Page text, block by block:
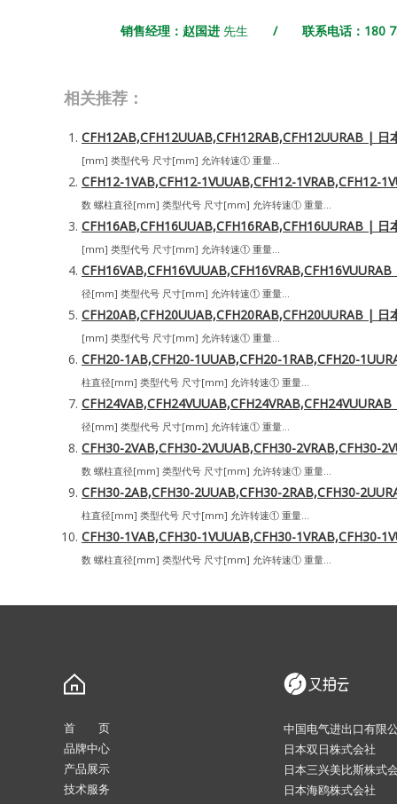
销售经理：赵国进先生 / 联系电话：180
相关推荐：
CFH12AB,CFH12UUAB,CFH12RAB,CFH12UURAB | 日
[mm] 类型代号 尺寸[mm] 允许转速① 重量...
CFH12-1VAB,CFH12-1VUUAB,CFH12-1VRAB,CFH12-
数 螺柱直径[mm] 类型代号 尺寸[mm] 允许转速① 重量...
CFH16AB,CFH16UUAB,CFH16RAB,CFH16UURAB | 日
[mm] 类型代号 尺寸[mm] 允许转速① 重量...
径[mm] 类型代号 尺寸[mm] 允许转速① 重量...
CFH20AB,CFH20UUAB,CFH20RAB,CFH20UURAB | 日
[mm] 类型代号 尺寸[mm] 允许转速① 重量...
CFH20-1AB,CFH20-1UUAB,CFH20-1RAB,CFH20-
柱直径[mm] 类型代号 尺寸[mm] 允许转速① 重量...
径[mm] 类型代号 尺寸[mm] 允许转速① 重量...
CFH30-2VAB,CFH30-2VUUAB,CFH30-2VRAB,CFH30-
数 螺柱直径[mm] 类型代号 尺寸[mm] 允许转速① 重量...
CFH30-2AB,CFH30-2UUAB,CFH30-2RAB,CFH30-
柱直径[mm] 类型代号 尺寸[mm] 允许转速① 重量...
CFH30-1VAB,CFH30-1VUUAB,CFH30-1VRAB,CFH30-
数 螺柱直径[mm] 类型代号 尺寸[mm] 允许转速① 重量...
首 页
品牌中心
产品展示
技术服务
中国电气进出口有限
日本双日株式会社
日本三兴美比斯株式
日本海鸥株式会社